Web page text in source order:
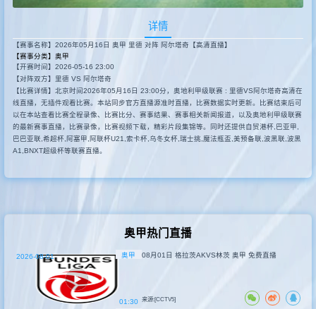
资讯
详情
【赛事名称】2026年05月16日 奥甲 里德 对阵 阿尔塔奇【高清直播】
【赛事分类】 奥甲
【开赛时间】2026-05-16 23:00
【对阵双方】里德 VS 阿尔塔奇
【比赛详情】北京时间2026年05月16日 23:00分，奥地利甲级联赛 : 里德VS阿尔塔奇高清在
线直播，无插件观看比赛。本站同步官方直播源准时直播，比赛数据实时更新。比赛结束后可
以在本站查看比赛全程录像、比赛比分、赛事结果、赛事相关新闻报道，以及奥地利甲级联赛
的最新赛事直播，比赛录像，比赛视频下载，精彩片段集锦等。同时还提供自贸港杯,巴亚甲,
巴巴亚联,希超杯,阿塞甲,阿联杯U21,索卡杯,乌冬女杯,瑞士挑,魔法瓶盃,美预备联,波黑联,波黑
A1,BNXT超级杯等联赛直播。
奥甲热门直播
奥甲
01:30
2026-08-01 08月01日 格拉茨AKVS林茨 奥甲 免费直播
来源:[CCTV5]